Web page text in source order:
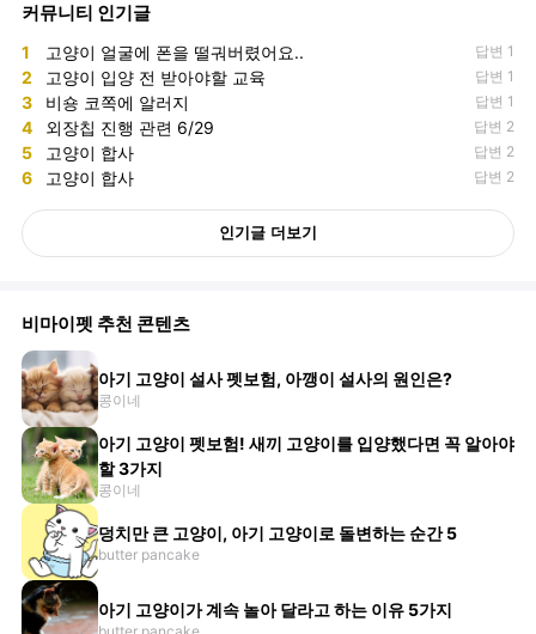
커뮤니티 인기글
1 고양이 얼굴에 폰을 떨궈버렸어요.. 답변 1
2 고양이 입양 전 받아야할 교육 답변 1
3 비숑 코쪽에 알러지 답변 1
4 외장칩 진행 관련 6/29 답변 2
5 고양이 합사 답변 2
6 고양이 합사 답변 2
인기글 더보기
비마이펫 추천 콘텐츠
아기 고양이 설사 펫보험, 아깽이 설사의 원인은?
콩이네
아기 고양이 펫보험! 새끼 고양이를 입양했다면 꼭 알아야
할 3가지
콩이네
덩치만 큰 고양이, 아기 고양이로 돌변하는 순간 5
butter pancake
아기 고양이가 계속 놀아 달라고 하는 이유 5가지